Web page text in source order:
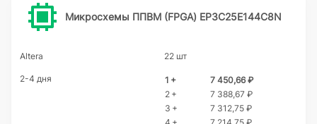
Микросхемы ППВМ (FPGA) EP3C25E144C8N
Altera 22 шт
2-4 дня 1 +
7 450,66 ₽
2 +
7 388,67 ₽
3 +
7 312,75 ₽